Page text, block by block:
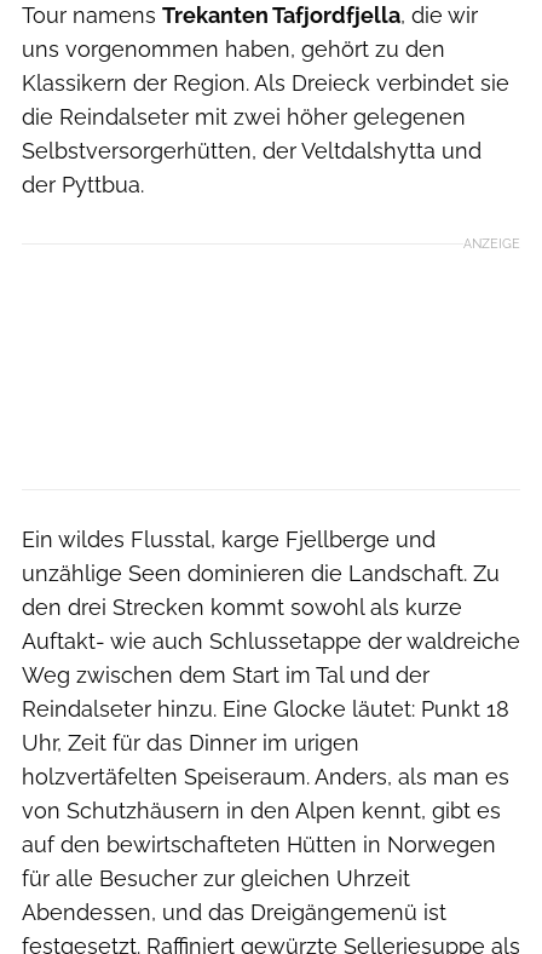
Tour namens Trekanten Tafjordfjella, die wir
uns vorgenommen haben, gehört zu den
Klassikern der Region. Als Dreieck verbindet sie
die Reindalseter mit zwei höher gelegenen
Selbstversorgerhütten, der Veltdalshytta und
der Pyttbua.
ANZEIGE
Ein wildes Flusstal, karge Fjellberge und
unzählige Seen dominieren die Landschaft. Zu
den drei Strecken kommt sowohl als kurze
Auftakt- wie auch Schlussetappe der waldreiche
Weg zwischen dem Start im Tal und der
Reindalseter hinzu. Eine Glocke läutet: Punkt 18
Uhr, Zeit für das Dinner im urigen
holzvertäfelten Speiseraum. Anders, als man es
von Schutzhäusern in den Alpen kennt, gibt es
auf den bewirtschafteten Hütten in Norwegen
für alle Besucher zur gleichen Uhrzeit
Abendessen, und das Dreigängemenü ist
festgesetzt. Raffiniert gewürzte Selleriesuppe als